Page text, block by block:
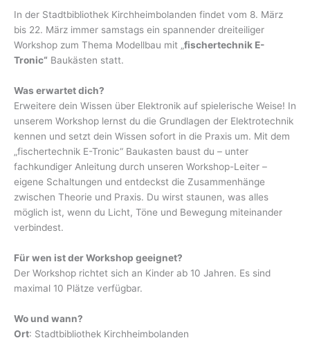
In der Stadtbibliothek Kirchheimbolanden findet vom 8. März
bis 22. März immer samstags ein spannender dreiteiliger
Workshop zum Thema Modellbau mit „fischertechnik E-
Tronic“ Baukästen statt.
Was erwartet dich?
Erweitere dein Wissen über Elektronik auf spielerische Weise! In
unserem Workshop lernst du die Grundlagen der Elektrotechnik
kennen und setzt dein Wissen sofort in die Praxis um. Mit dem
„fischertechnik E-Tronic“ Baukasten baust du – unter
fachkundiger Anleitung durch unseren Workshop-Leiter –
eigene Schaltungen und entdeckst die Zusammenhänge
zwischen Theorie und Praxis. Du wirst staunen, was alles
möglich ist, wenn du Licht, Töne und Bewegung miteinander
verbindest.
Für wen ist der Workshop geeignet?
Der Workshop richtet sich an Kinder ab 10 Jahren. Es sind
maximal 10 Plätze verfügbar.
Wo und wann?
Ort: Stadtbibliothek Kirchheimbolanden